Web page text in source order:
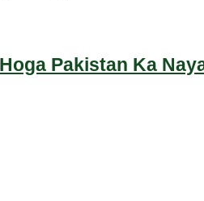
Pakistan Ka